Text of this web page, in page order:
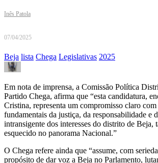
Inês Patola
07/04/2025
Beja lista Chega Legislativas 2025
Em nota de imprensa, a Comissão Política
Partido Chega, afirma que “esta candidatura,
Cristina, representa um compromisso claro
fundamentais da justiça, da responsabilidade e
intransigente dos interesses do distrito de Beja,
esquecido no panorama Nacional.”
O Chega refere ainda que “assume, com
propósito de dar voz a Beja no Parlamento,